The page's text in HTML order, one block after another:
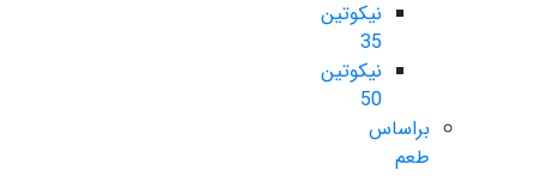
نیکوتین
35
نیکوتین
50
براساس
طعم